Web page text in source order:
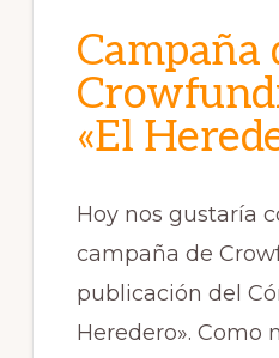
Campaña
«El
Hoy nos gustaría
campaña de
publicación del
Heredero». Como